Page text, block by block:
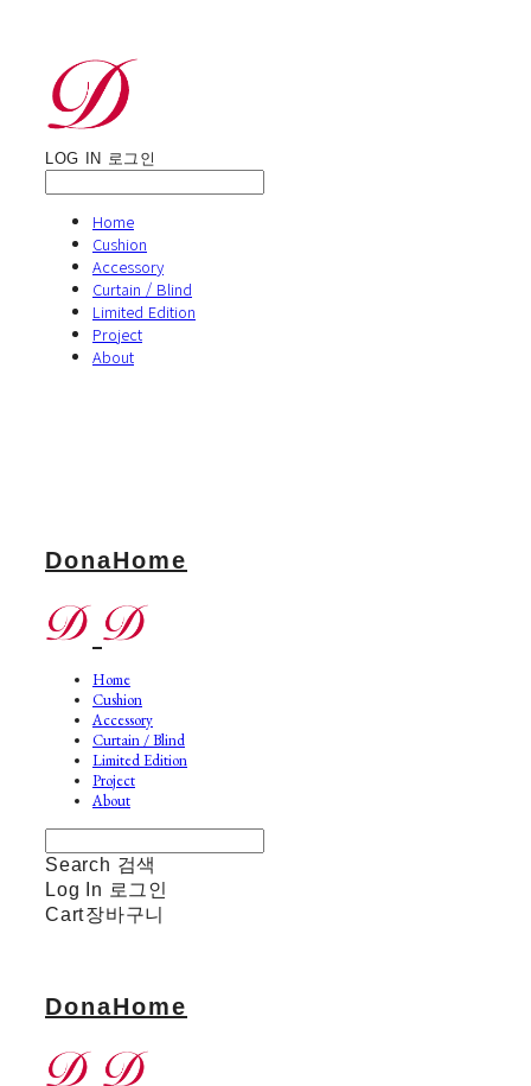
LOG IN 로그인
Home
Cushion
Accessory
Curtain / Blind
Limited Edition
Project
About
DonaHome
Home
Cushion
Accessory
Curtain / Blind
Limited Edition
Project
About
Search 검색
Log In 로그인
Cart장바구니
DonaHome